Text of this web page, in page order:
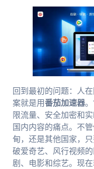
回到最初的问题：人
案就是用番茄加速器
限流量、安全加密和
国内内容的痛点。不
甸，还是其他国家，
破爱奇艺、风行视频
剧、电影和综艺。现